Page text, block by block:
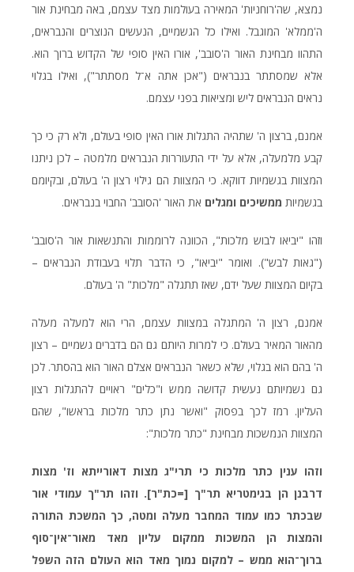
נמצא, שה'רוחניות' המאירה בעולמות מצד עצמם, באה מבחינת אור
ה'ממלא' המוגבל. ואילו כל הגשמיים, הנעשים הנוצרים והנבראים,
התהוו מבחינת האור ה'סובב', אורו האין סופי של הקדוש ברוך הוא.
אלא שמסתתר בנבראים ("אכן אתה א־ל מסתתר"), ואילו בגלוי
נראים הנבראים ליש ומציאות בפני עצמם.
אמנם, ברצון ה' שתהיה התגלות אורו האין סופי בעולם, ולא רק כי כך
קבע מלמעלה, אלא על ידי התעוררות הנבראים מלמטה – לכן ניתנו
המצוות בגשמיות דווקא. כי המצוות הם גילוי רצון ה' בעולם, ובקיומם
בגשמיות ממשיכים ומגלים את האור 'הסובב' החבוי בנבראים.
וזהו "יביאו לבוש מלכות", הכוונה לרוממות והתנשאות אור ה'סובב'
("גאות לבש"). ואומר "יביאו", כי הדבר תלוי בעבודת הנבראים –
בקיום המצוות שעל ידם, שאז תתגלה "מלכות" ה' בעולם.
אמנם, רצון ה' המתגלה במצוות עצמם, הרי הוא למעלה מעלה
מהאור המאיר בעולם. כי למרות היותם גם הם בדברים גשמיים – רצון
ה' בהם הוא בגלוי, שלא כשאר הנבראים אצלם האור הוא בהסתר. לכן
גם גשמיותם נעשית קדושה ממש ו"כלים" ראויים להתגלות רצון
העליון. רמז לכך בפסוק "ואשר נתן כתר מלכות בראשו", שהם
המצוות הנמשכות מבחינת "כתר מלכות":
וזהו ענין כתר מלכות כי תרי"ג מצות דאורייתא וז' מצות
דרבנן הן בגימטריא תר"ך [=כת"ר]. וזהו תר"ך עמודי אור
שבכתר כמו עמוד המחבר מעלה ומטה, כך המשכת התורה
והמצות הן המשכות ממקום עליון מאד מאור־אין־סוף
ברוך־הוא ממש – למקום נמוך מאד הוא העולם הזה השפל